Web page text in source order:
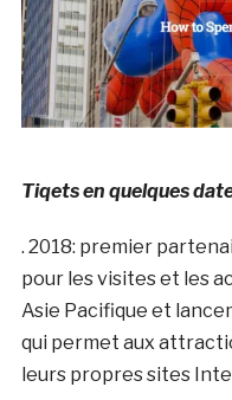
Tiqets en quelques
. 2018: premier
pour les visites et les
Asie Pacifique et
qui permet aux
leurs propres sites